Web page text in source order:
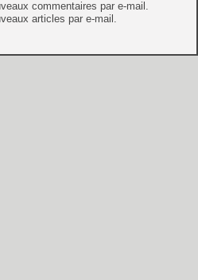
commentaires par e-mail.
articles par e-mail.